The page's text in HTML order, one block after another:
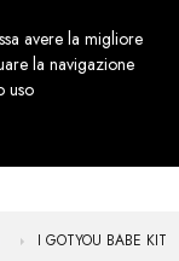
I GOTYOU BABE KIT
avere la migliore
la navigazione
uso